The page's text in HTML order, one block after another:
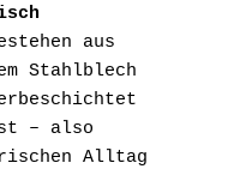
aus
Stahlblech
– also
Alltag